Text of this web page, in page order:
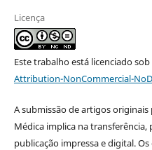
Licença
Este trabalho está licenciado
Attribution-NonCommercial-
A submissão de artigos originais
Médica implica na
publicação impressa e digital.